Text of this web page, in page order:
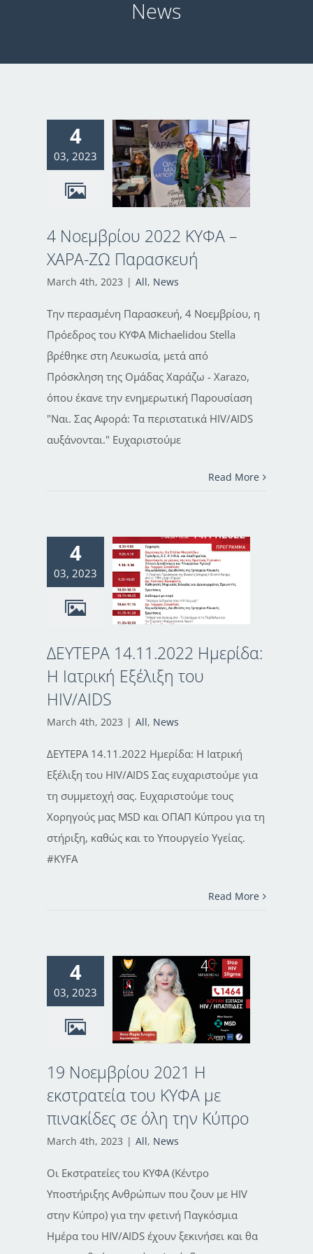
News
4
03, 2023
4 Νοεμβρίου 2022 ΚΥΦΑ –
ΧΑΡΑ-ΖΩ Παρασκευή
March 4th, 2023 | All, News
Την περασμένη Παρασκευή, 4 Νοεμβρίου, η
Πρόεδρος του ΚΥΦΑ Michaelidou Stella
βρέθηκε στη Λευκωσία, μετά από
Πρόσκληση της Ομάδας Χαράζω - Xarazo,
όπου έκανε την ενημερωτική Παρουσίαση
"Ναι. Σας Αφορά: Τα περιστατικά HIV/AIDS
αυξάνονται." Ευχαριστούμε
Read More
4
03, 2023
ΔΕΥΤΕΡΑ 14.11.2022 Ημερίδα:
Η Ιατρική Εξέλιξη του
HIV/AIDS
March 4th, 2023 | All, News
ΔΕΥΤΕΡΑ 14.11.2022 Ημερίδα: Η Ιατρική
Εξέλιξη του HIV/AIDS Σας ευχαριστούμε για
τη συμμετοχή σας. Ευχαριστούμε τους
Χορηγούς μας MSD και ΟΠΑΠ Κύπρου για τη
στήριξη, καθώς και το Υπουργείο Υγείας.
#KYFA
Read More
4
03, 2023
19 Νοεμβρίου 2021 H
εκστρατεία του ΚΥΦΑ με
πινακίδες σε όλη την Κύπρο
March 4th, 2023 | All, News
Οι Εκστρατείες του ΚΥΦΑ (Κέντρο
Υποστήριξης Ανθρώπων που ζουν με HIV
στην Κύπρο) για την φετινή Παγκόσμια
Ημέρα του HIV/AIDS έχουν ξεκινήσει και θα